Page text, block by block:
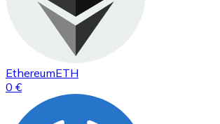
EthereumETH
0 €